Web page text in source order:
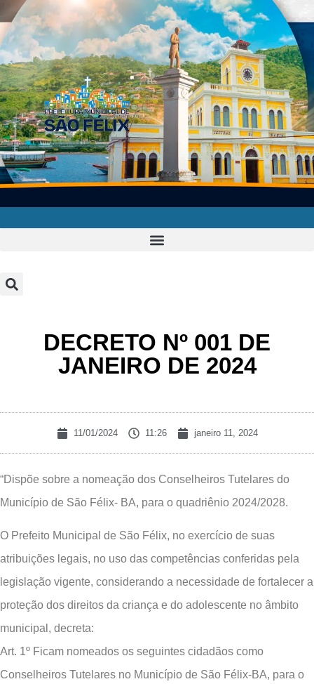
DECRETO Nº 001 DE
JANEIRO DE 2024
11/01/2024 11:26 janeiro 11, 2024
“Dispõe sobre a nomeação dos Conselheiros Tutelares do
Município de São Félix- BA, para o quadriênio 2024/2028.
O Prefeito Municipal de São Félix, no exercício de suas
atribuições legais, no uso das competências conferidas pela
legislação vigente, considerando a necessidade de fortalecer a
proteção dos direitos da criança e do adolescente no âmbito
municipal, decreta:
Art. 1º Ficam nomeados os seguintes cidadãos como
Conselheiros Tutelares no Município de São Félix-BA, para o